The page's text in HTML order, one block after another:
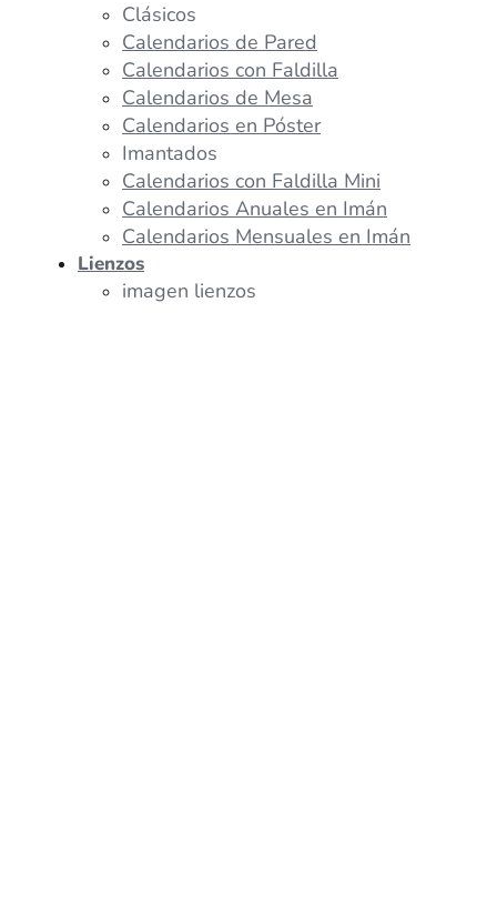
Clásicos
Calendarios de Pared
Calendarios con Faldilla
Calendarios de Mesa
Calendarios en Póster
Imantados
Calendarios con Faldilla Mini
Calendarios Anuales en Imán
Calendarios Mensuales en Imán
Lienzos
imagen lienzos